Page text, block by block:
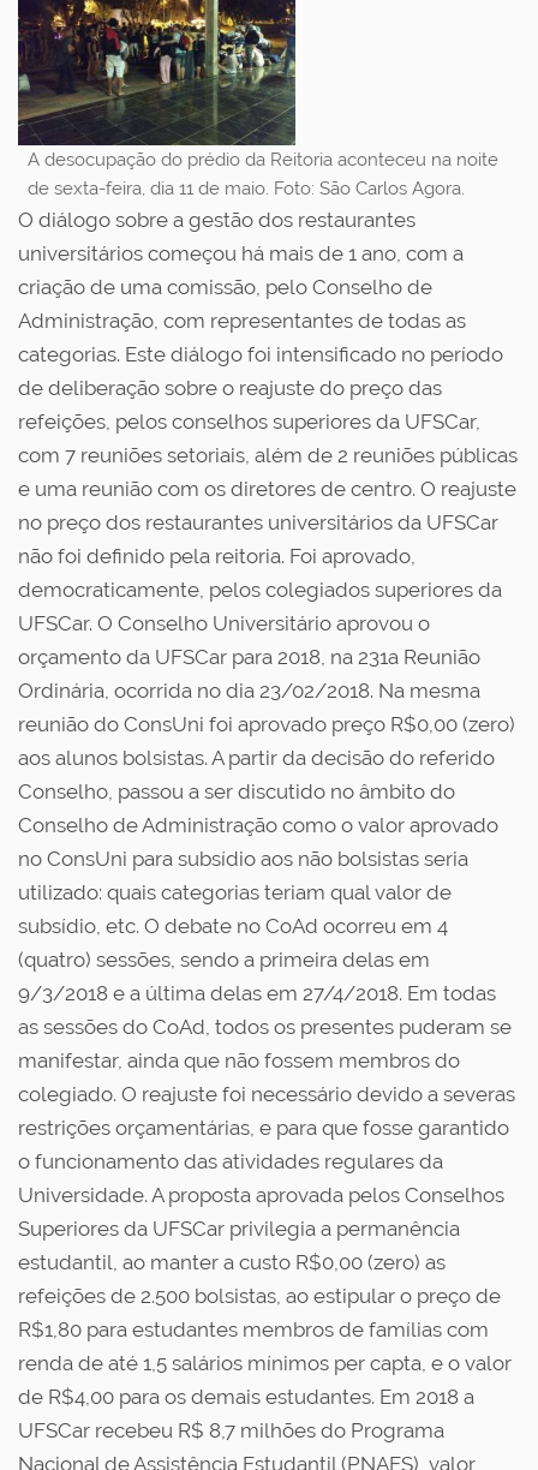
A desocupação do prédio da Reitoria aconteceu na noite
de sexta-feira, dia 11 de maio. Foto: São Carlos Agora.
O diálogo sobre a gestão dos restaurantes
universitários começou há mais de 1 ano, com a
criação de uma comissão, pelo Conselho de
Administração, com representantes de todas as
categorias. Este diálogo foi intensificado no período
de deliberação sobre o reajuste do preço das
refeições, pelos conselhos superiores da UFSCar,
com 7 reuniões setoriais, além de 2 reuniões públicas
e uma reunião com os diretores de centro. O reajuste
no preço dos restaurantes universitários da UFSCar
não foi definido pela reitoria. Foi aprovado,
democraticamente, pelos colegiados superiores da
UFSCar. O Conselho Universitário aprovou o
orçamento da UFSCar para 2018, na 231a Reunião
Ordinária, ocorrida no dia 23/02/2018. Na mesma
reunião do ConsUni foi aprovado preço R$0,00 (zero)
aos alunos bolsistas. A partir da decisão do referido
Conselho, passou a ser discutido no âmbito do
Conselho de Administração como o valor aprovado
no ConsUni para subsídio aos não bolsistas seria
utilizado: quais categorias teriam qual valor de
subsídio, etc. O debate no CoAd ocorreu em 4
(quatro) sessões, sendo a primeira delas em
9/3/2018 e a última delas em 27/4/2018. Em todas
as sessões do CoAd, todos os presentes puderam se
manifestar, ainda que não fossem membros do
colegiado. O reajuste foi necessário devido a severas
restrições orçamentárias, e para que fosse garantido
o funcionamento das atividades regulares da
Universidade. A proposta aprovada pelos Conselhos
Superiores da UFSCar privilegia a permanência
estudantil, ao manter a custo R$0,00 (zero) as
refeições de 2.500 bolsistas, ao estipular o preço de
R$1,80 para estudantes membros de famílias com
renda de até 1,5 salários mínimos per capta, e o valor
de R$4,00 para os demais estudantes. Em 2018 a
UFSCar recebeu R$ 8,7 milhões do Programa
Nacional de Assistência Estudantil (PNAES), valor